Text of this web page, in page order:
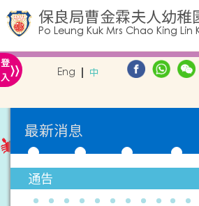
保良局曹金霖夫人幼稚
Po Leung Kuk Mrs Chao King
登
入» Eng 中
最新消息
通告